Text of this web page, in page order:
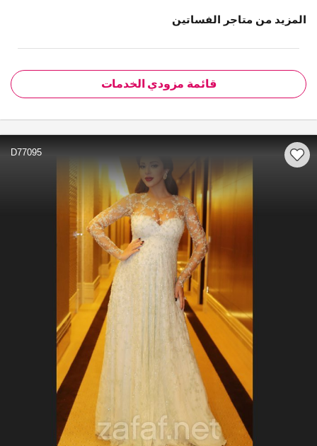
المزيد من متاجر الفساتين
قائمة مزودي الخدمات
D77095